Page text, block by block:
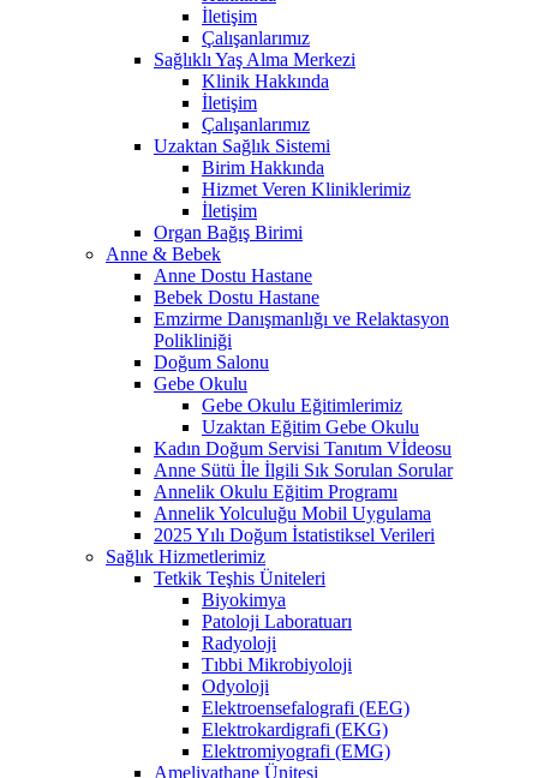
İletişim
Çalışanlarımız
Sağlıklı Yaş Alma Merkezi
Klinik Hakkında
İletişim
Çalışanlarımız
Uzaktan Sağlık Sistemi
Birim Hakkında
Hizmet Veren Kliniklerimiz
İletişim
Organ Bağış Birimi
Anne & Bebek
Anne Dostu Hastane
Bebek Dostu Hastane
Emzirme Danışmanlığı ve Relaktasyon
Polikliniği
Doğum Salonu
Gebe Okulu
Gebe Okulu Eğitimlerimiz
Uzaktan Eğitim Gebe Okulu
Kadın Doğum Servisi Tanıtım Vİdeosu
Anne Sütü İle İlgili Sık Sorulan Sorular
Annelik Okulu Eğitim Programı
Annelik Yolculuğu Mobil Uygulama
2025 Yılı Doğum İstatistiksel Verileri
Sağlık Hizmetlerimiz
Tetkik Teşhis Üniteleri
Biyokimya
Patoloji Laboratuarı
Radyoloji
Tıbbi Mikrobiyoloji
Odyoloji
Elektroensefalografi (EEG)
Elektrokardigrafi (EKG)
Elektromiyografi (EMG)
Ameliyathane Ünitesi